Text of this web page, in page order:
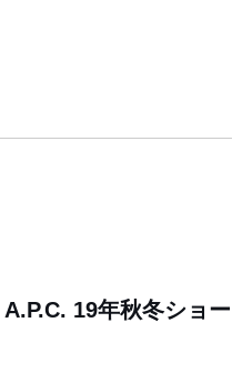
19年秋冬ショー